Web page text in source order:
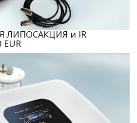
ЛИПОСАКЦИЯ и IR
EUR